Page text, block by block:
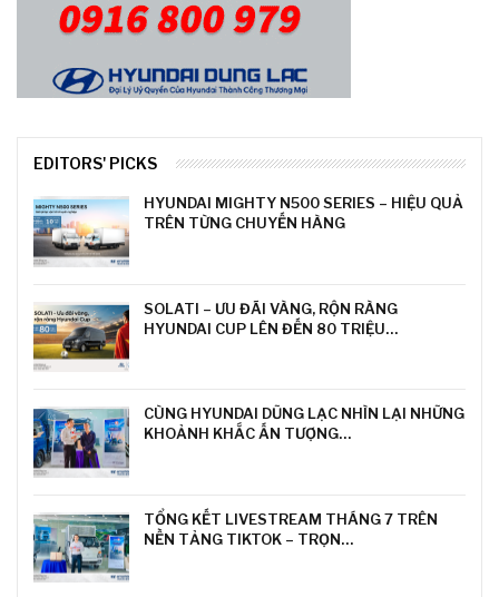
EDITORS' PICKS
HYUNDAI MIGHTY N500 SERIES – HIỆU QUẢ
TRÊN TỪNG CHUYẾN HÀNG
SOLATI – ƯU ĐÃI VÀNG, RỘN RÀNG
HYUNDAI CUP LÊN ĐẾN 80 TRIỆU…
CÙNG HYUNDAI DŨNG LẠC NHÌN LẠI NHỮNG
KHOẢNH KHẮC ẤN TƯỢNG…
TỔNG KẾT LIVESTREAM THÁNG 7 TRÊN
NỀN TẢNG TIKTOK – TRỌN…